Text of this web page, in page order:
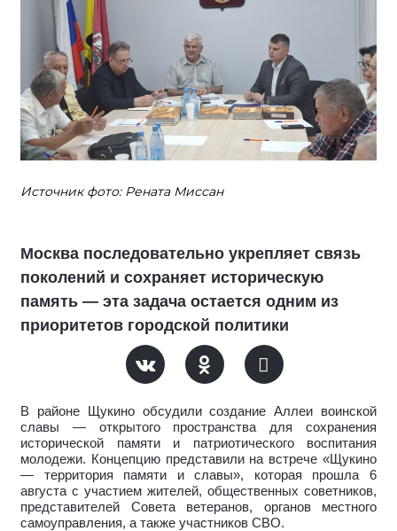
Источник фото: Рената Миссан
Москва последовательно укрепляет связь
поколений и сохраняет историческую
память — эта задача остается одним из
приоритетов городской политики
В районе Щукино обсудили создание Аллеи воинской
славы — открытого пространства для сохранения
исторической памяти и патриотического воспитания
молодежи. Концепцию представили на встрече «Щукино
— территория памяти и славы», которая прошла 6
августа с участием жителей, общественных советников,
представителей Совета ветеранов, органов местного
самоуправления, а также участников СВО.